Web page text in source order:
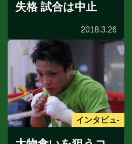
失格 試合は中止
2018.3.26
インタビュ-